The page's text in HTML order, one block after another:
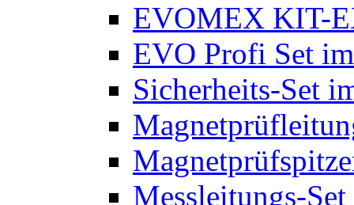
EVOMEX KIT-
EVO Profi Set
Sicherheits-Set
Messleitungs-Set